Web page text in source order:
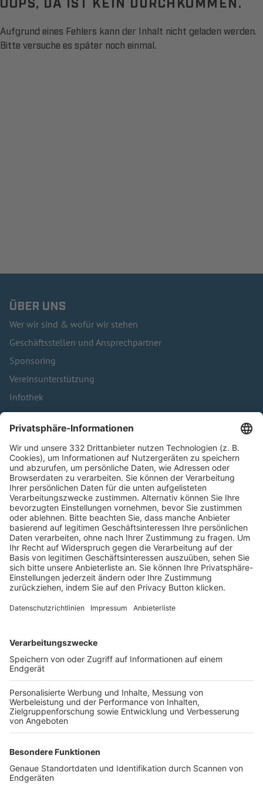
Aufgrund eines Fehlers kann der Inhalt nicht geladen werden.
Bitte versuche es später noch einmal.
ÜBER UNS
Wer wir sind & wofür wir stehen
Geschäftsstellen und Ansprechpartner
Sponsoring
Vereinsunterstützung
Infothek
Kontakt
HÄUFIG BESUCHTE SEITEN
Pässe und Vereinswechsel
Trainerausbildung
Schulungsangebot Vereinsmitarbeiter
BFV-Geschäftsstellen
Trainerbörse
Login SpielPlus
FOLGE DEM BFV
TOP-VEREINE
TOP-PARTNER